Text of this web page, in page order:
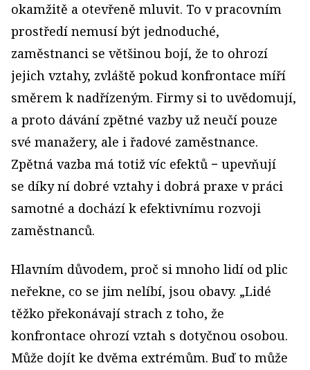
okamžitě a otevřeně mluvit. To v pracovním
prostředí nemusí být jednoduché,
zaměstnanci se většinou bojí, že to ohrozí
jejich vztahy, zvláště pokud konfrontace míří
směrem k nadřízeným. Firmy si to uvědomují,
a proto dávání zpětné vazby už neučí pouze
své manažery, ale i řadové zaměstnance.
Zpětná vazba má totiž víc efektů − upevňují
se díky ní dobré vztahy i dobrá praxe v práci
samotné a dochází k efektivnímu rozvoji
zaměstnanců.
Hlavním důvodem, proč si mnoho lidí od plic
neřekne, co se jim nelíbí, jsou obavy. „Lidé
těžko překonávají strach z toho, že
konfrontace ohrozí vztah s dotyčnou osobou.
Může dojít ke dvěma extrémům. Buď to může